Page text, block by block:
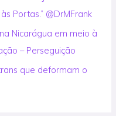
Portas.” @DrMFrank
Nicarágua em meio à
– Perseguição
que deformam o